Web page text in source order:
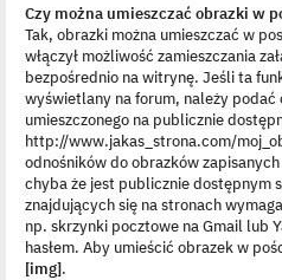
Czy można umieszczać obrazki w
Tak, obrazki można umieszczać w
włączył możliwość zamieszczania
bezpośrednio na witrynę. Jeśli ta
wyświetlany na forum, należy podać
umieszczonego na publicznie
http://www.jakas_strona.com/
odnośników do obrazków
chyba że jest publicznie dostępnym
znajdujących się na stronach
np. skrzynki pocztowe na Gmail lub
hasłem. Aby umieścić obrazek w
[img].